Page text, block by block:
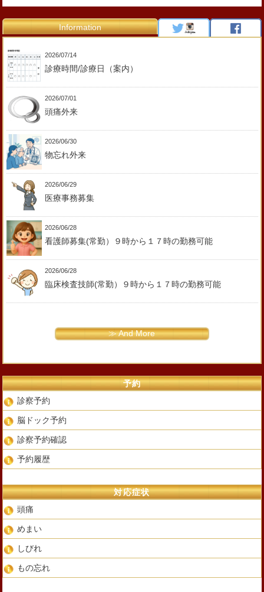
Information
2026/07/14
診療時間/診療日（案内）
2026/07/01
頭痛外来
2026/06/30
物忘れ外来
2026/06/29
医療事務募集
2026/06/28
看護師募集(常勤）９時から１７時の勤務可能
2026/06/28
臨床検査技師(常勤）９時から１７時の勤務可能
≫ And More
予約
診察予約
脳ドック予約
診察予約確認
予約履歴
対応症状
頭痛
めまい
しびれ
もの忘れ